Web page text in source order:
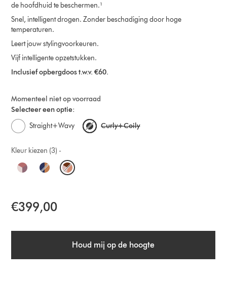
de hoofdhuid te beschermen.¹
Snel, intelligent drogen. Zonder beschadiging door hoge
temperaturen.
Leert jouw stylingvoorkeuren.
Vijf intelligente opzetstukken.
Inclusief opbergdoos t.w.v. €60.
Momenteel niet op voorraad
Selecteer een optie:
Straight+Wavy
Curly+Coily
Kleur kiezen (3) -
O
t
n
€399,00
Houd mij op de hoogte